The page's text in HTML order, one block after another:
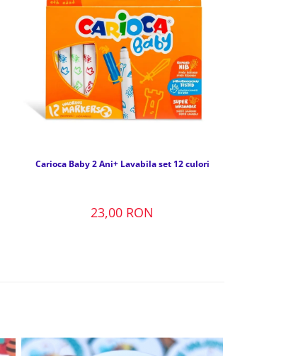
Carioca Baby 2 Ani+ Lavabila set 12 culori
23,00 RON